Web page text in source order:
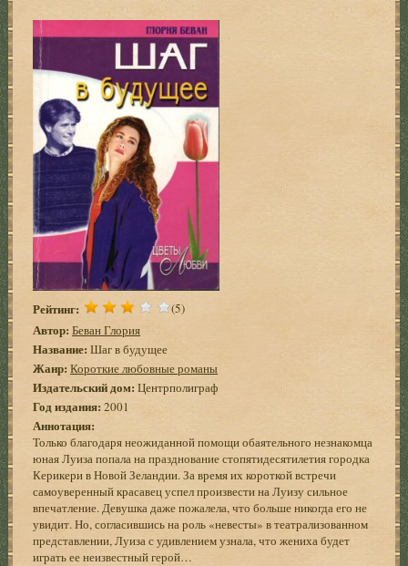
Рейтинг: (5)
Автор: Беван Глория
Название: Шаг в будущее
Жанр: Короткие любовные романы
Издательский дом: Центрполиграф
Год издания:2001
Аннотация:
Только благодаря неожиданной помощи обаятельного незнакомца
юная Луиза попала на празднование стопятидесятилетия городка
Керикери в Новой Зеландии. За время их короткой встречи
самоуверенный красавец успел произвести на Луизу сильное
впечатление. Девушка даже пожалела, что больше никогда его не
увидит. Но, согласившись на роль «невесты» в театрализованном
представлении, Луиза с удивлением узнала, что жениха будет
играть ее неизвестный герой…